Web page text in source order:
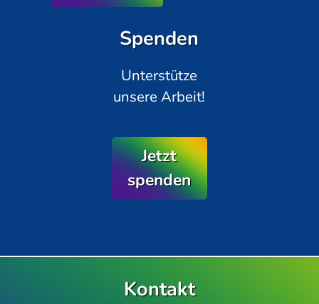
Spenden
Unterstütze
unsere Arbeit!
Jetzt
spenden
Kontakt